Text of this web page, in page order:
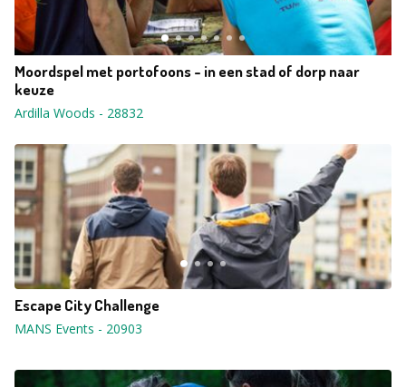
Moordspel met portofoons - in een stad of dorp naar
keuze
Ardilla Woods - 28832
Escape City Challenge
MANS Events - 20903